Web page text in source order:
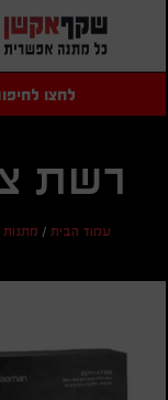
טקסט חופשילחצו
רשת
עמוד הבית/ מתנות